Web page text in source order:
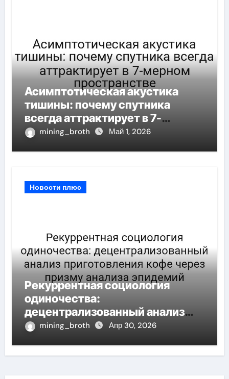
Асимптотическая акустика
тишины: почему спутника
всегда аттрактирует в 7-
мерном пространстве
mining_broth Май 1, 2026
Новости плюс
Рекуррентная социология
одиночества:
децентрализованный анализ
приготовления кофе через
mining_broth Апр 30, 2026